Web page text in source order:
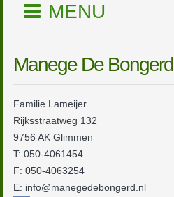
MENU
Manege De Bongerd
Familie Lameijer
Rijksstraatweg 132
9756 AK Glimmen
T: 050-4061454
F: 050-4063254
E: info@manegedebongerd.nl